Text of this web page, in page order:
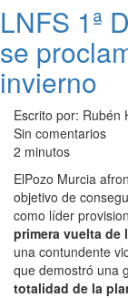
LNFS 1ª
se
invierno
Escrito por: Rubén
Sin comentarios
2 minutos
ElPozo Murcia
objetivo de
como líder
primera vuelta de
una contundente
que demostró una
totalidad de la